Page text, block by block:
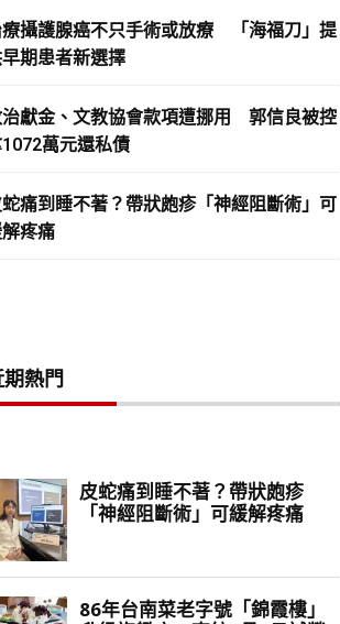
攝護腺癌不只手術或放療 「海福刀」提
期患者新選擇
獻金、文教協會款項遭挪用 郭信良被控
萬元還私債
痛到睡不著？帶狀皰疹「神經阻斷術」可
疼痛
熱門